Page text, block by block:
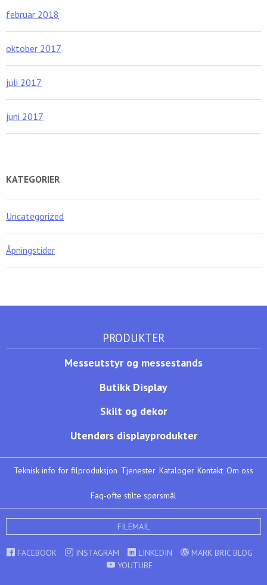
februar 2018
oktober 2017
juli 2017
juni 2017
KATEGORIER
Uncategorized
Åpningstider
PRODUKTER
Messeutstyr og messestands
Butikk Display
Skilt og dekor
Utendørs displayprodukter
Teknisk info for filproduksjon Tjenester Kataloger Kontakt Om oss
Faq-ofte stilte spørsmål
FILEMAIL
FACEBOOK INSTAGRAM LINKEDIN
MARK BRIC BLOG
YOUTUBE